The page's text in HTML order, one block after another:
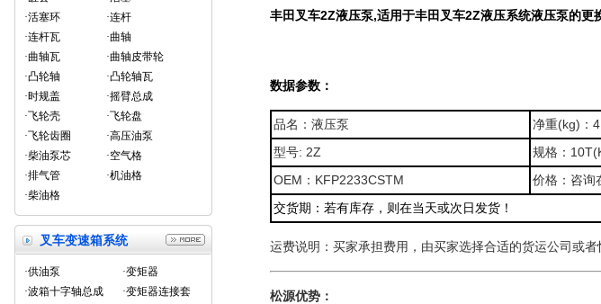
·活塞环
·连杆
·连杆瓦
·曲轴
·曲轴瓦
·曲轴皮带轮
·凸轮轴
·凸轮轴瓦
·时规盖
·摇臂总成
·飞轮壳
·飞轮盘
·飞轮齿圈
·高压油泵
·柴油泵芯
·空气格
·排气管
·机油格
·柴油格
叉车变速箱系统
·供油泵
·变矩器
·波箱十字轴总成
·变矩器连接套
丰田叉车2Z液压泵,适用于丰田叉车2Z液压系统液压泵的更
数据参数：
品名：液压泵
净重(kg)：
型号: 2Z
规格：
OEM：KFP2233CSTM
价格：咨询
交货期：若有库存，则在当天或次日发货！
运费说明：买家承担费用，由买家选择合适的货运公司或者
松源优势：